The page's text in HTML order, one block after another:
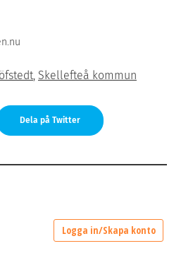
, Skellefteå kommun
Dela på Twitter